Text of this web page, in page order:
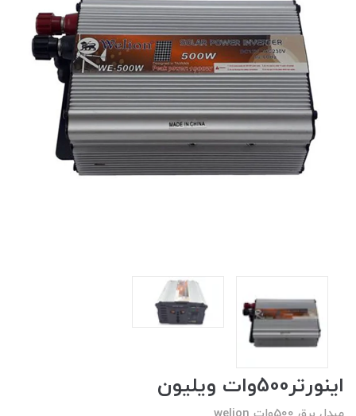
اینورتر500وات ویلیون